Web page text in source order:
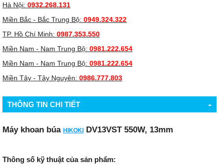
Hà Nội: 0932.268.131
Miền Bắc - Bắc Trung Bộ: 0949.324.322
TP. Hồ Chí Minh: 0987.353.550
Miền Nam - Nam Trung Bộ: 0981.222.654
Miền Nam - Nam Trung Bộ: 0981.222.654
Miền Tây - Tây Nguyên: 0986.777.803
THÔNG TIN CHI TIẾT -
Máy khoan búa HIKOKI DV13VST 550W, 13mm
Thông số kỹ thuật của sản phẩm: